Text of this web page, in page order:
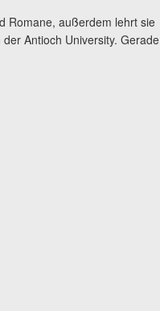
Romane, außerdem lehrt sie
Antioch University. Gerade